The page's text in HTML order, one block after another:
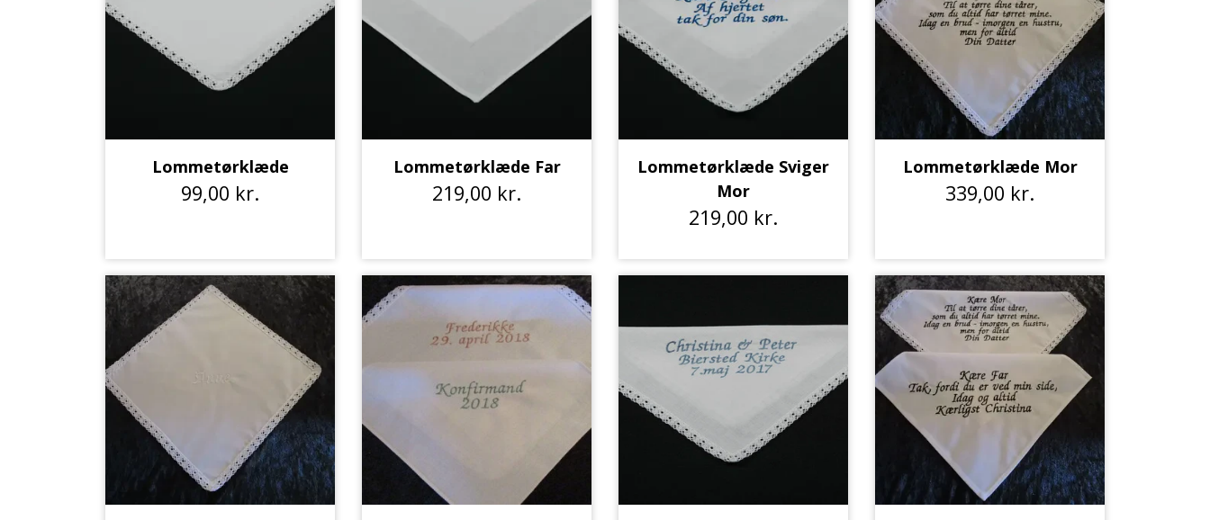
Strømpegarn
Opskrifter
Bøger
Tilbehør
Garnskåle
Dåb og barselsgaver
Bamser og Nusseklude
Baby 0 - 3 år.
Bodystocking
Savlesmække
Børn str. 2 - 8 år
Strik
Pyntekraver
Events
Lommetørklæde
99,00 kr.
Lommetørklæde Far
219,00 kr.
Lommetørklæde Sviger
Mor
219,00 kr.
Lommetørklæde Mor
339,00 kr.